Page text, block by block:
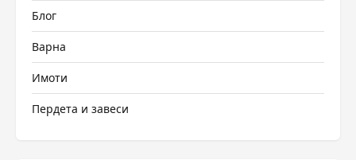
Блог
Варна
Имоти
Пердета и завеси